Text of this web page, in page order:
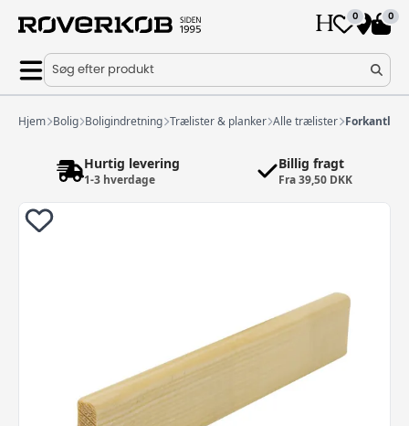
0 0
Søg efter produkt
Hjem Bolig Boligindretning Trælister & planker Alle trælister
Hurtig levering
1-3 hverdage
Billig fragt
Fra 39,50 DKK